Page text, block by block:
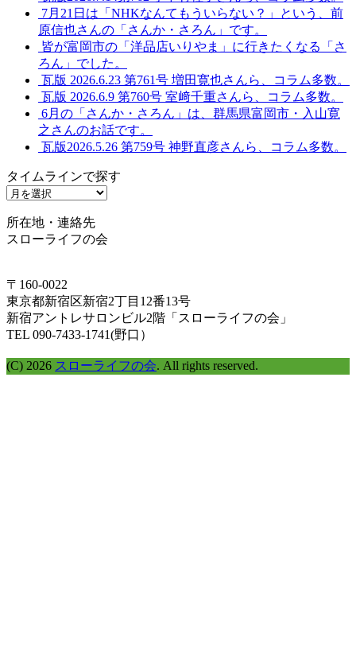
7月21日は「NHKなんてもういらない？」という、前
原信也さんの「さんか・さろん」です。
皆が富岡市の「洋品店いりやま」に行きたくなる「さ
ろん」でした。
瓦版 2026.6.23 第761号 増田寛也さんら、コラム多数。
瓦版 2026.6.9 第760号 室﨑千重さんら、コラム多数。
6月の「さんか・さろん」は、群馬県富岡市・入山寛
之さんのお話です。
瓦版2026.5.26 第759号 神野直彦さんら、コラム多数。
タイムラインで探す
タ
ム
ラ
で
探
す
所在地・連絡先
スローライフの会
〒160-0022
東京都新宿区新宿2丁目12番13号
新宿アントレサロンビル2階「スローライフの会」
TEL 090-7433-1741(野口）
(C) 2026 スローライフの会. All rights reserved.